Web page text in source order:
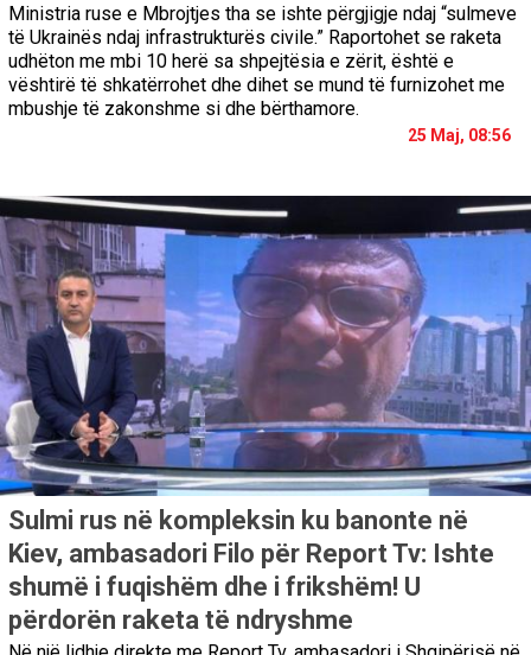
Ministria ruse e Mbrojtjes tha se ishte përgjigje ndaj “sulmeve
të Ukrainës ndaj infrastrukturës civile.” Raportohet se raketa
udhëton me mbi 10 herë sa shpejtësia e zërit, është e
vështirë të shkatërrohet dhe dihet se mund të furnizohet me
mbushje të zakonshme si dhe bërthamore.
25 Maj, 08:56
Sulmi rus në kompleksin ku banonte në
Kiev, ambasadori Filo për Report Tv: Ishte
shumë i fuqishëm dhe i frikshëm! U
përdorën raketa të ndryshme